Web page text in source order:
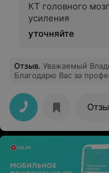
КТ головного
усиления
уточняйте
Отзыв. Уважаемый
Благодарю Вас за
терпеливо ответили на
механизм перелома и
восстановления. Ваше
передались мне.На
расшифровал снимки,
необходимые
доктор говорил
терминов, и дал
день. Чувствуется